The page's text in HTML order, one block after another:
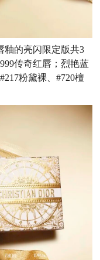
釉的亮闪限定版共3
传奇红唇；烈艳蓝
粉黛裸、#720檀